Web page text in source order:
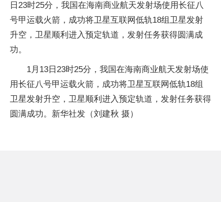
日23时25分，我国在海南商业航天发射场使用长征八
号甲运载火箭，成功将卫星互联网低轨18组卫星发射
升空，卫星顺利进入预定轨道，发射任务获得圆满成
功。
1月13日23时25分，我国在海南商业航天发射场使
用长征八号甲运载火箭，成功将卫星互联网低轨18组
卫星发射升空，卫星顺利进入预定轨道，发射任务获得
圆满成功。新华社发（刘建秋 摄）